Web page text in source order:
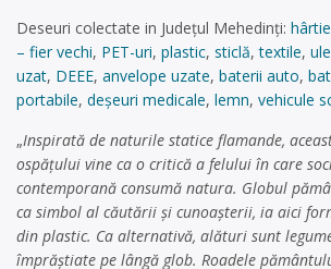
Deseuri colectate in Județul Mehedinți:
– fier vechi, PET-uri, plastic, sticlă,textile,
uzat, DEEE, anvelope uzate, baterii auto,
portabile, deșeuri medicale, lemn, vehicule
„Inspirată de naturile statice flamande,
ospățului vine ca o critică a felului în care
contemporană consumă natura. Globul
ca simbol al căutării și cunoașterii, ia aici
din plastic. Ca alternativă, alături sunt
împrăștiate pe lângă glob. Roadele